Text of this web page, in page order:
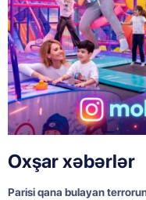
Oxşar xəbərlər
Parisi qana bulayan